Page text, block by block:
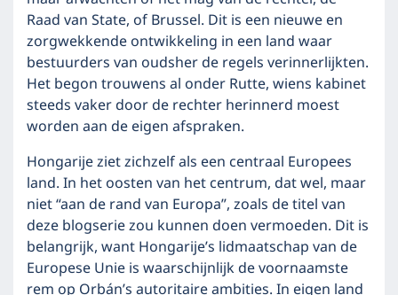
Raad van State, of Brussel. Dit is een nieuwe en
zorgwekkende ontwikkeling in een land waar
bestuurders van oudsher de regels verinnerlijkten.
Het begon trouwens al onder Rutte, wiens kabinet
steeds vaker door de rechter herinnerd moest
worden aan de eigen afspraken.
Hongarije ziet zichzelf als een centraal Europees
land. In het oosten van het centrum, dat wel, maar
niet “aan de rand van Europa”, zoals de titel van
deze blogserie zou kunnen doen vermoeden. Dit is
belangrijk, want Hongarije’s lidmaatschap van de
Europese Unie is waarschijnlijk de voornaamste
rem op Orbán’s autoritaire ambities. In eigen land